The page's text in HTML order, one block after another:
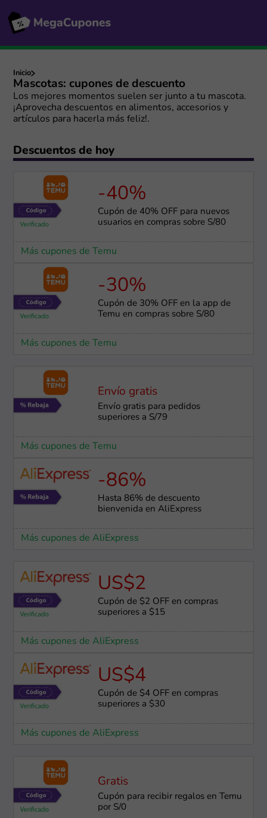
Inicio
Mascotas: cupones de descuento
Los mejores momentos suelen ser junto a tu mascota.
¡Aprovecha descuentos en alimentos, accesorios y
artículos para hacerla más feliz!.
Descuentos de hoy
-40%
Cupón de 40% OFF para nuevos
usuarios en compras sobre S/80
Más cupones de Temu
-30%
Cupón de 30% OFF en la app de
Temu en compras sobre S/80
Más cupones de Temu
Envío gratis
Envío gratis para pedidos
superiores a S/79
Más cupones de Temu
-86%
Hasta 86% de descuento
bienvenida en AliExpress
Más cupones de AliExpress
US$2
Cupón de $2 OFF en compras
superiores a $15
Más cupones de AliExpress
US$4
Cupón de $4 OFF en compras
superiores a $30
Más cupones de AliExpress
Gratis
Cupón para recibir regalos en Temu
por S/0